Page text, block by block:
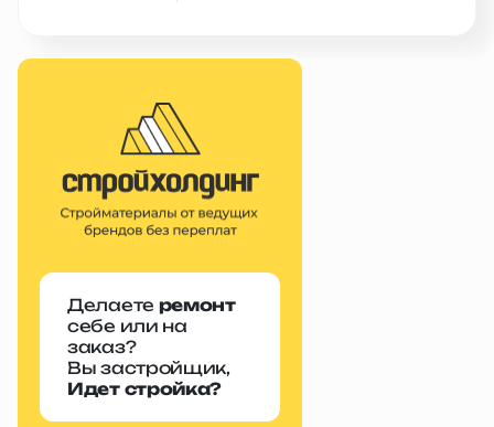
Делаете ремонт
себе или на
заказ?
Вы застройщик,
Идет стройка?